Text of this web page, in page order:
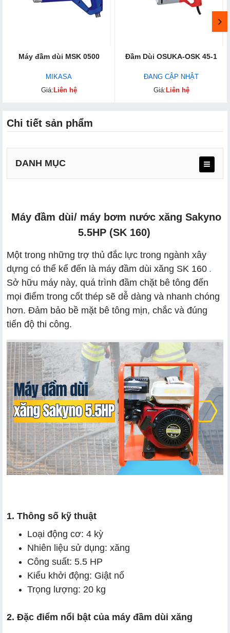
Máy đầm dùi MSK 0500
MIKASA
Giá: Liên hệ
Đầm Dùi OSUKA-OSK 45-1
ĐANG CẬP NHẬT
Giá: Liên hệ
Chi tiết sản phẩm
DANH MỤC
Máy đầm dùi/ máy bơm nước xăng Sakyno
5.5HP (SK 160)
Một trong những trợ thủ đắc lực trong ngành xây
dựng có thể kể đến là máy đầm dùi xăng SK 160 .
Sở hữu máy này, quá trình đầm chặt bê tông đến
mọi điểm trong cốt thép sẽ dễ dàng và nhanh chóng
hơn. Đảm bảo bề mặt bê tông mịn, chắc và đúng
tiến độ thi công.
1. Thông số kỹ thuật
Loại động cơ: 4 kỳ
Nhiên liệu sử dụng: xăng
Công suất: 5.5 HP
Kiểu khởi động: Giật nổ
Trọng lượng: 20 kg
2. Đặc điểm nổi bật của máy đầm dùi xăng